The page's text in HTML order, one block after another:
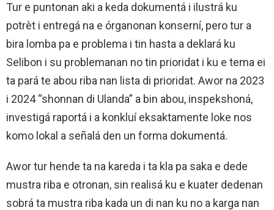
Tur e puntonan aki a keda dokumentá i ilustrá ku
potrèt i entregá na e órganonan konserní, pero tur a
bira lomba pa e problema i tin hasta a deklará ku
Selibon i su problemanan no tin prioridat i ku e tema ei
ta pará te abou riba nan lista di prioridat. Awor na 2023
i 2024 “shonnan di Ulanda” a bin abou, inspekshoná,
investigá raportá i a konkluí eksaktamente loke nos
komo lokal a señalá den un forma dokumentá.
Awor tur hende ta na kareda i ta kla pa saka e dede
mustra riba e otronan, sin realisá ku e kuater dedenan
sobrá ta mustra riba kada un di nan ku no a karga nan